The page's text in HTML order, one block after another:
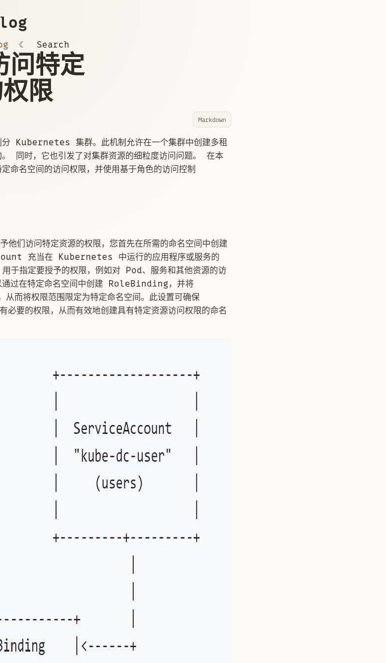
☾ Search
特定
限
Markdown
分 Kubernetes 集群。此机制允许在一个集群中创建多租
同时，它也引发了对集群资源的细粒度访问问题。 在本
命名空间的访问权限，并使用基于角色的访问控制
们访问特定资源的权限，您首先在所需的命名空间中创建
充当在 Kubernetes 中运行的应用程序或服务的
指定要授予的权限，例如对 Pod、服务和其他资源的访
通过在特定命名空间中创建 RoleBinding，并将
权限范围限定为特定命名空间。此设置可确保
的权限，从而有效地创建具有特定资源访问权限的命名